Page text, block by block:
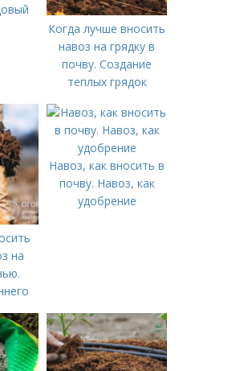
Когда лучше вносить
навоз на грядку в
почву. Создание
теплых грядок
на
Навоз, как вносить в
почву. Навоз, как
удобрение